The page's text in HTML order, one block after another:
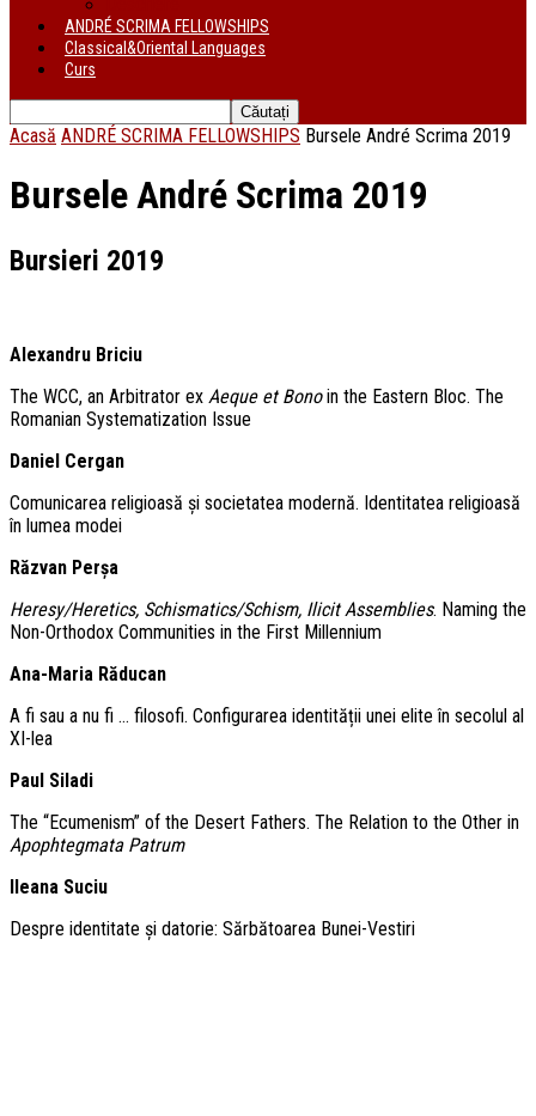
ANDRÉ SCRIMA FELLOWSHIPS
Classical&Oriental Languages
Curs
Acasă ANDRÉ SCRIMA FELLOWSHIPS Bursele André Scrima 2019
Bursele André Scrima 2019
Bursieri 2019
Alexandru Briciu
The WCC, an Arbitrator ex Aeque et Bonoin the Eastern Bloc. The
Romanian Systematization Issue
Daniel Cergan
Comunicarea religioasă și societatea modernă. Identitatea religioasă
în lumea modei
Răzvan Perșa
Heresy/Heretics, Schismatics/Schism, Ilicit Assemblies. Naming the
Non-Orthodox Communities in the First Millennium
Ana-Maria Răducan
A fi sau a nu fi … filosofi. Configurarea identității unei elite în secolul al
XI-lea
Paul Siladi
The “Ecumenism” of the Desert Fathers. The Relation to the Other in
Apophtegmata Patrum
Ileana Suciu
Despre identitate și datorie: Sărbătoarea Bunei-Vestiri